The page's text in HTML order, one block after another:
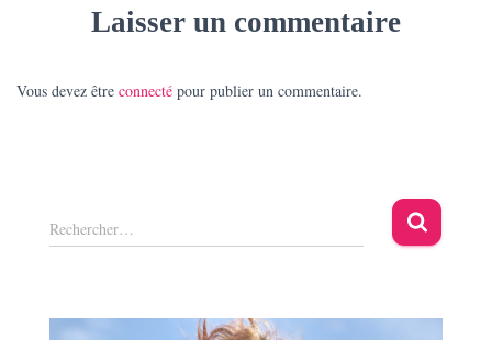
Laisser un commentaire
Vous devez être connecté pour publier un commentaire.
R
e
e
Rechercher…